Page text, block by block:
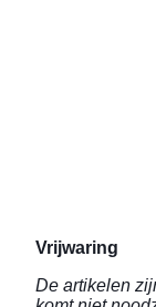
Vrijwaring
De artikelen